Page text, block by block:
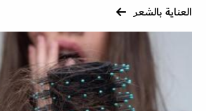
العناية بالشعر